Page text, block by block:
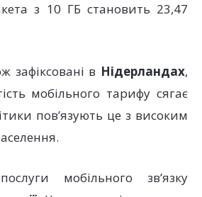
з 10 ГБ становить 23,47
зафіксовані в Нідерландах,
мобільного тарифу сягає
пов’язують це з високим
мобільного зв’язку